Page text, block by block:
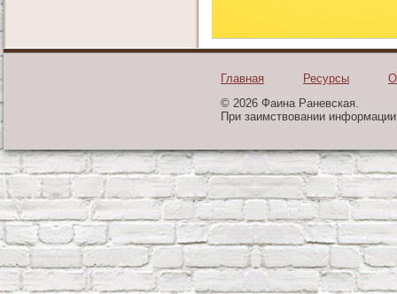
Главная Ресурсы
© 2026 Фаина Раневская.
При заимствовании